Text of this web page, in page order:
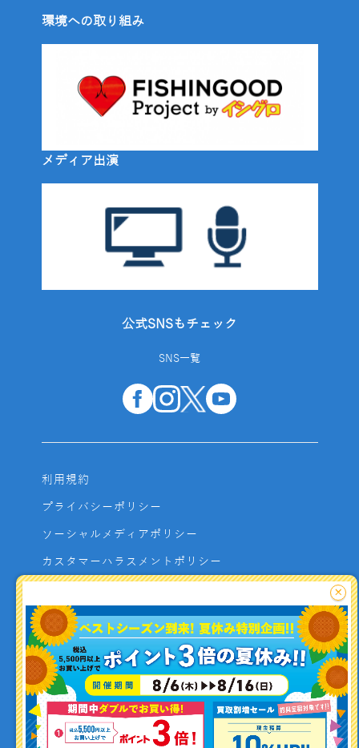
釣り情報を
投稿する
環境への取り組み
メディア出演
公式SNSもチェック
SNS一覧
利用規約
プライバシーポリシー
ソーシャルメディアポリシー
カスタマーハラスメントポリシー
よくあるご質問
お問い合わせ
利用者資金の保全方法
×